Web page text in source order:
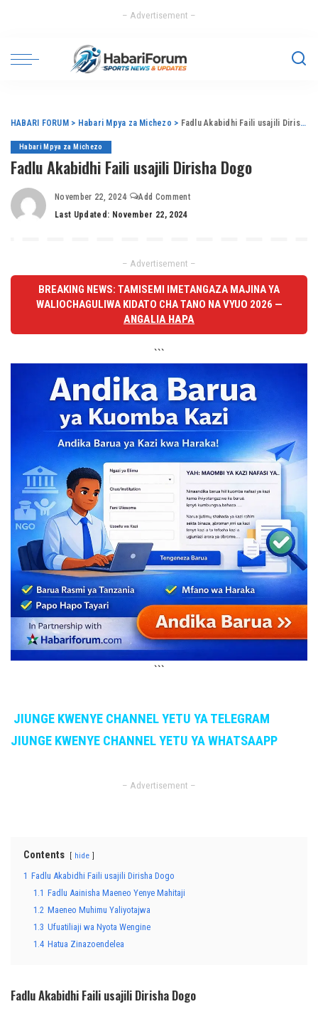
– Advertisement –
HABARI FORUM > Habari Mpya za Michezo > Fadlu Akabidhi Faili usajili Dirisha Dogo
Habari Mpya za Michezo
Fadlu Akabidhi Faili usajili Dirisha Dogo
November 22, 2024
Add Comment
Last Updated: November 22, 2024
– Advertisement –
BREAKING NEWS: TAMISEMI IMETANGAZA MAJINA YA
WALIOCHAGULIWA KIDATO CHA TANO NA VYUO 2026 —
ANGALIA HAPA
```
```
JIUNGE KWENYE CHANNEL YETU YA TELEGRAM
JIUNGE KWENYE CHANNEL YETU YA WHATSAAPP
– Advertisement –
Contents hide
1 Fadlu Akabidhi Faili usajili Dirisha Dogo
1.1 Fadlu Aainisha Maeneo Yenye Mahitaji
1.2 Maeneo Muhimu Yaliyotajwa
1.3 Ufuatiliaji wa Nyota Wengine
1.4 Hatua Zinazoendelea
Fadlu Akabidhi Faili usajili Dirisha Dogo